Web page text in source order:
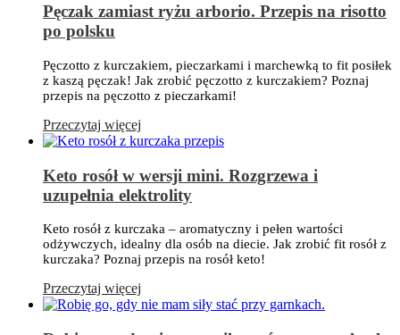
Pęczak zamiast ryżu arborio. Przepis na risotto
po polsku
Pęczotto z kurczakiem, pieczarkami i marchewką to fit posiłek
z kaszą pęczak! Jak zrobić pęczotto z kurczakiem? Poznaj
przepis na pęczotto z pieczarkami!
Przeczytaj więcej
Keto rosół w wersji mini. Rozgrzewa i
uzupełnia elektrolity
Keto rosół z kurczaka – aromatyczny i pełen wartości
odżywczych, idealny dla osób na diecie. Jak zrobić fit rosół z
kurczaka? Poznaj przepis na rosół keto!
Przeczytaj więcej